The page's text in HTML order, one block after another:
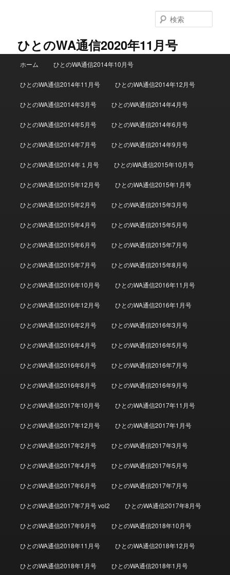
ひとのWA通信2020年11月号
索
メインコンテンツへ移動
サブコンテンツへ移動
ホーム ひとのWA通信2014年10月号
ひとのWA通信2014年11月号 ひとのWA通信2014年12月号
ひとのWA通信2014年3月号 ひとのWA通信2014年4月号
ひとのWA通信2014年5月号 ひとのWA通信2014年6月号
ひとのWA通信2014年7月号 ひとのWA通信2014年9月号
ひとのWA通信2014年１月号 ひとのWA通信2015年10月号
ひとのWA通信2015年12月号 ひとのWA通信2015年1月号
ひとのWA通信2015年2月号 ひとのWA通信2015年3月号
ひとのWA通信2015年4月号 ひとのWA通信2015年5月号
ひとのWA通信2015年6月号 ひとのWA通信2015年7月号
ひとのWA通信2015年7月号 ひとのWA通信2015年8月号
ひとのWA通信2016年10月号 ひとのWA通信2016年11月号
ひとのWA通信2016年12月号 ひとのWA通信2016年1月号
ひとのWA通信2016年2月号 ひとのWA通信2016年3月号
ひとのWA通信2016年4月号 ひとのWA通信2016年5月号
ひとのWA通信2016年6月号 ひとのWA通信2016年7月号
ひとのWA通信2016年8月号 ひとのWA通信2016年9月号
ひとのWA通信2017年10月号 ひとのWA通信2017年11月号
ひとのWA通信2017年12月号 ひとのWA通信2017年1月号
ひとのWA通信2017年2月号 ひとのWA通信2017年3月号
ひとのWA通信2017年4月号 ひとのWA通信2017年5月号
ひとのWA通信2017年6月号 ひとのWA通信2017年7月号
ひとのWA通信2017年7月号 vol2 ひとのWA通信2017年8月号
ひとのWA通信2017年9月号 ひとのWA通信2018年10月号
ひとのWA通信2018年11月号 ひとのWA通信2018年12月号
ひとのWA通信2018年1月号 ひとのWA通信2018年1月号